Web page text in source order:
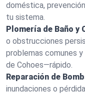
doméstica,
tu sistema.
Plomería de Baño y
o obstrucciones
problemas comunes
de Cohoes—rápido.
Reparación de
inundaciones o